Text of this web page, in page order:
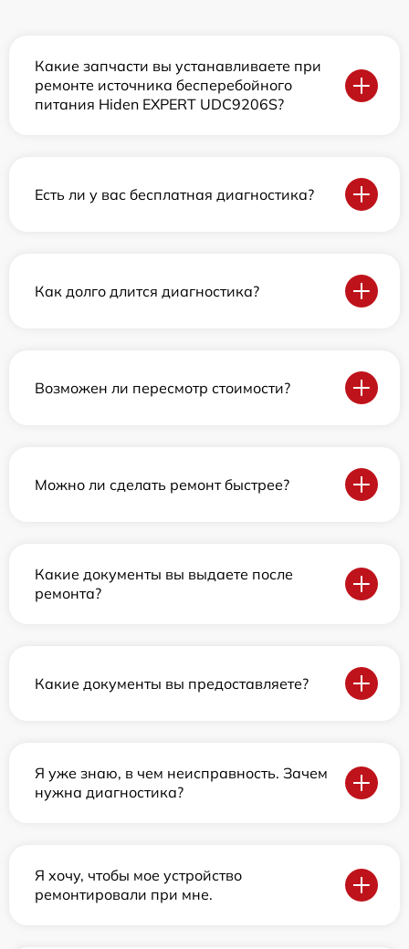
Какие запчасти вы устанавливаете при
ремонте источника бесперебойного
питания Hiden EXPERT UDC9206S?
Есть ли у вас бесплатная диагностика?
Как долго длится диагностика?
Возможен ли пересмотр стоимости?
Можно ли сделать ремонт быстрее?
Какие документы вы выдаете после
ремонта?
Какие документы вы предоставляете?
Я уже знаю, в чем неисправность. Зачем
нужна диагностика?
Я хочу, чтобы мое устройство
ремонтировали при мне.